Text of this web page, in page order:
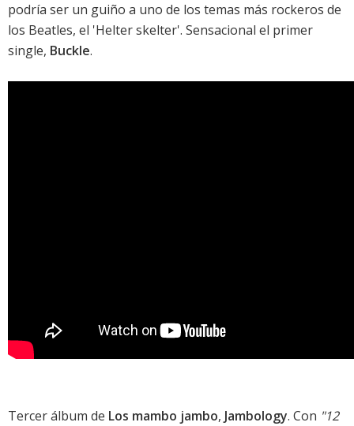
podría ser un guiño a uno de los temas más rockeros de
los Beatles, el 'Helter skelter'. Sensacional el primer
single, Buckle.
Tercer álbum de Los mambo jambo, Jambology. Con "12